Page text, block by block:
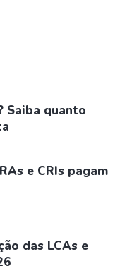
Saiba quanto
e CRIs pagam
das LCAs e